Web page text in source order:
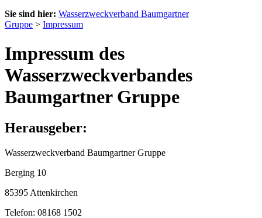
Sie sind hier: Wasserzweckverband Baumgartner
Gruppe > Impressum
Impressum des
Wasserzweckverbandes
Baumgartner Gruppe
Herausgeber:
Wasserzweckverband Baumgartner Gruppe
Berging 10
85395 Attenkirchen
Telefon: 08168 1502